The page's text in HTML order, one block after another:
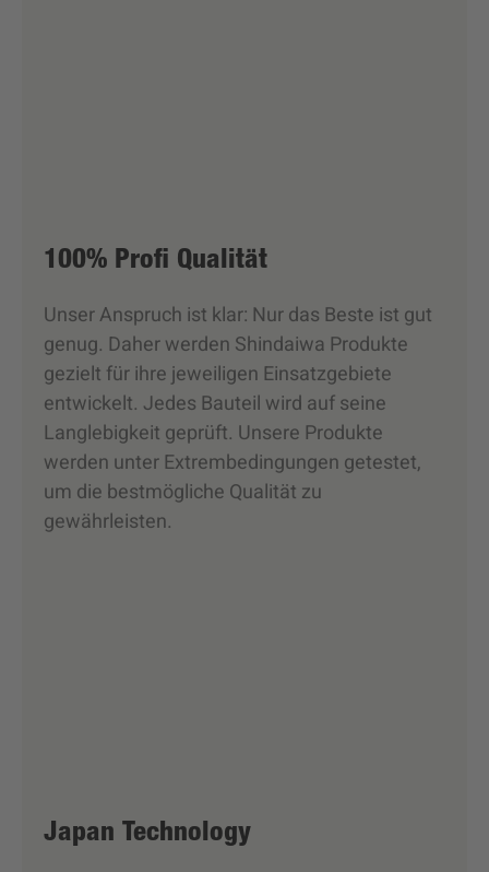
100% Profi Qualität
Unser Anspruch ist klar: Nur das Beste ist gut
genug. Daher werden Shindaiwa Produkte
gezielt für ihre jeweiligen Einsatzgebiete
entwickelt. Jedes Bauteil wird auf seine
Langlebigkeit geprüft. Unsere Produkte
werden unter Extrembedingungen getestet,
um die bestmögliche Qualität zu
gewährleisten.
Japan Technology